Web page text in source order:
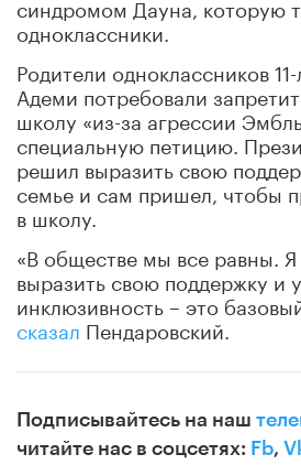
синдромом Дауна, которую
одноклассники.
Родители одноклассников
Адеми потребовали
школу «из-за агрессии
специальную петицию.
решил выразить свою
семье и сам пришел, чтобы
в школу.
«В обществе мы все равны.
выразить свою поддержку и
инклюзивность – это
сказал Пендаровский.
Подписывайтесь на наш
читайте нас в соцсетях: Fb,